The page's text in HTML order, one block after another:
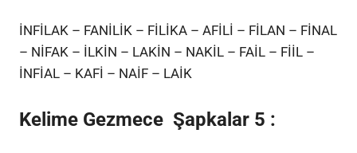
İNFİLAK – FANİLİK – FİLİKA – AFİLİ – FİLAN – FİNAL
– NİFAK – İLKİN – LAKİN – NAKİL – FAİL – FİİL –
İNFİAL – KAFİ – NAİF – LAİK
Kelime Gezmece Şapkalar 5 :